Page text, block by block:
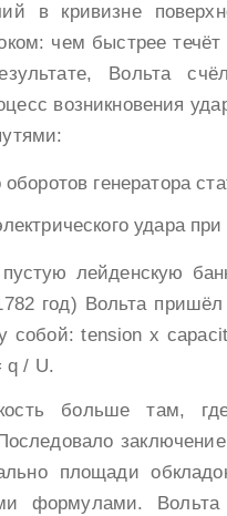
в кривизне
чем быстрее
Вольта
возникновения
генератора
удара
лейденскую
год) Вольта
собой: tension x
q / U.
больше там,
площади
формулами.